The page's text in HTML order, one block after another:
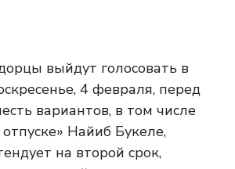
выйдут голосовать в
4 февраля, перед
вариантов, в том числе
Найиб Букеле,
на второй срок,